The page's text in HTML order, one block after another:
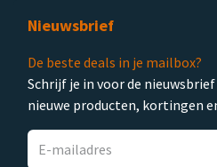
Nieuwsbrief
De beste deals in je mailbox?
Schrijf je in voor de
nieuwe producten, kortingen